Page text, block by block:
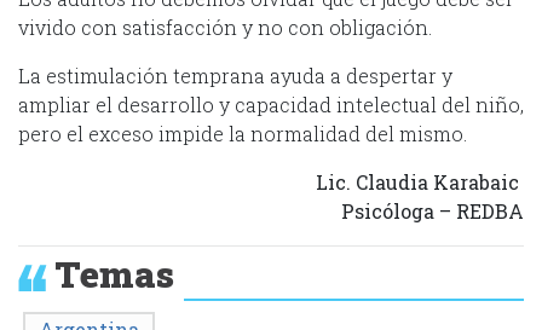
vivido con satisfacción y no con obligación.
La estimulación temprana ayuda a despertar y
ampliar el desarrollo y capacidad intelectual del niño,
pero el exceso impide la normalidad del mismo.
Lic. Claudia Karabaic
Psicóloga – REDBA
Temas